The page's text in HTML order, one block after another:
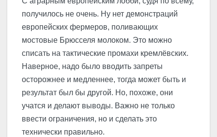
получилось не очень. Ну нет демонстраций
европейских фермеров, поливающих
мостовые Брюсселя молоком. Это можно
списать на тактические промахи кремлёвских.
Наверное, надо было вводить запреты
осторожнее и медленнее, тогда может быть и
результат был бы другой. Но, похоже, они
учатся и делают выводы. Важно не только
ввести ограничения, но и сделать это
технически правильно.